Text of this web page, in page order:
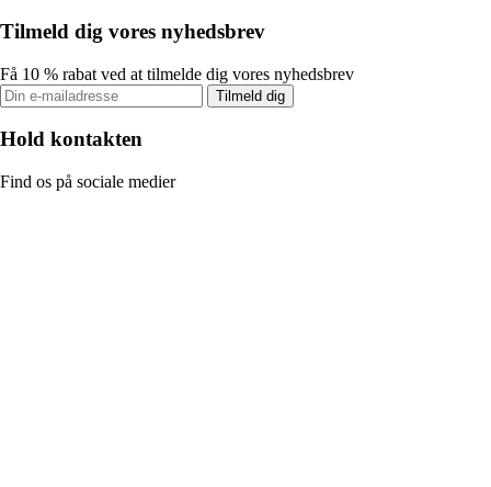
Tilmeld dig vores nyhedsbrev
Få 10 % rabat ved at tilmelde dig vores nyhedsbrev
Tilmeld dig
Hold kontakten
Find os på sociale medier